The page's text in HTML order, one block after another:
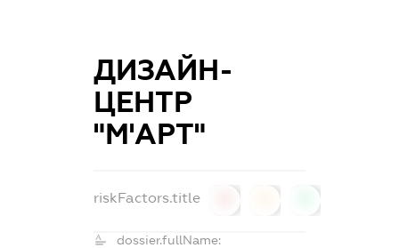
ДИЗАЙН-
ЦЕНТР
"М'АРТ"
riskFactors.title
dossier.fullName: